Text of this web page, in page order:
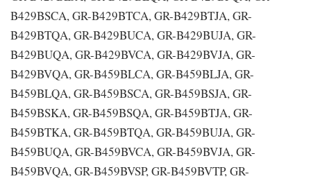
B429BSCA, GR-B429BTCA, GR-B429BTJA, GR-
B429BTQA, GR-B429BUCA, GR-B429BUJA, GR-
B429BUQA, GR-B429BVCA, GR-B429BVJA, GR-
B429BVQA, GR-B459BLCA, GR-B459BLJA, GR-
B459BLQA, GR-B459BSCA, GR-B459BSJA, GR-
B459BSKA, GR-B459BSQA, GR-B459BTJA, GR-
B459BTKA, GR-B459BTQA, GR-B459BUJA, GR-
B459BUQA, GR-B459BVCA, GR-B459BVJA, GR-
B459BVQA, GR-B459BVSP, GR-B459BVTP, GR-